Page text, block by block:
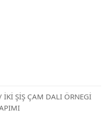
İKİ ŞİŞ ÇAM DALI ÖRNEGİ